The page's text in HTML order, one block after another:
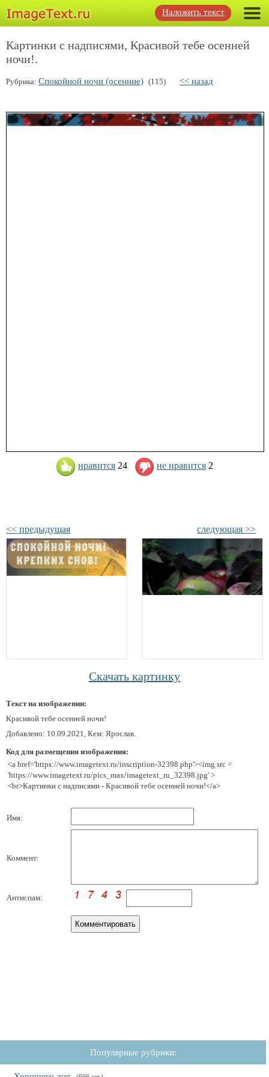
Наложить текст
Картинки с надписями, Красивой тебе осенней
ночи!.
Рубрика: Спокойной ночи (осенние) (115) << назад
нравится 24 не нравится 2
<< предыдущая следующая >>
Скачать картинку
Текст на изображении:
Красивой тебе осенней ночи!
Добавлено: 10.09.2021, Кем: Ярослав.
Код для размещения изображения:
<a href='https://www.imagetext.ru/inscription-32398.php'><img src =
'https://www.imagetext.ru/pics_max/imagetext_ru_32398.jpg' >
<br>Картинки с надписями - Красивой тебе осенней ночи!</a>
Имя:
Коммент:
Антиспам:
Популярные рубрики: